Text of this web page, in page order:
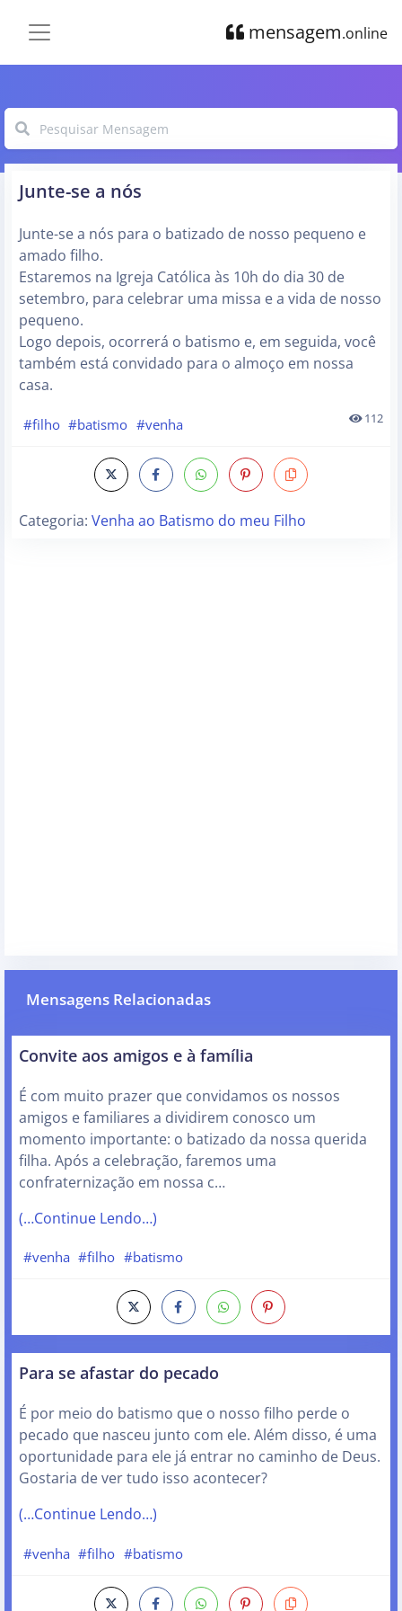
mensagem.online
Junte-se a nós
Junte-se a nós para o batizado de nosso pequeno e
amado filho.
Estaremos na Igreja Católica às 10h do dia 30 de
setembro, para celebrar uma missa e a vida de nosso
pequeno.
Logo depois, ocorrerá o batismo e, em seguida, você
também está convidado para o almoço em nossa
casa.
#filho #batismo #venha 112
Categoria: Venha ao Batismo do meu Filho
Mensagens Relacionadas
Convite aos amigos e à família
É com muito prazer que convidamos os nossos
amigos e familiares a dividirem conosco um
momento importante: o batizado da nossa querida
filha. Após a celebração, faremos uma
confraternização em nossa c…
(…Continue Lendo…)
#venha #filho #batismo
Para se afastar do pecado
É por meio do batismo que o nosso filho perde o
pecado que nasceu junto com ele. Além disso, é uma
oportunidade para ele já entrar no caminho de Deus.
Gostaria de ver tudo isso acontecer?
(…Continue Lendo…)
#venha #filho #batismo